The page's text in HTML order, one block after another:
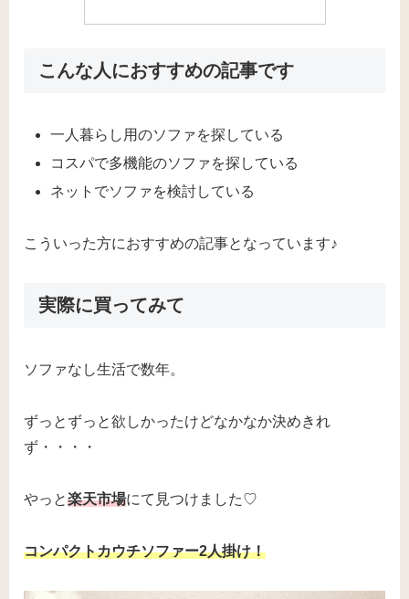
こんな人におすすめの記事です
一人暮らし用のソファを探している
コスパで多機能のソファを探している
ネットでソファを検討している
こういった方におすすめの記事となっています♪
実際に買ってみて
ソファなし生活で数年。
ずっとずっと欲しかったけどなかなか決めきれ
ず・・・・
やっと楽天市場にて見つけました♡
コンパクトカウチソファー2人掛け！